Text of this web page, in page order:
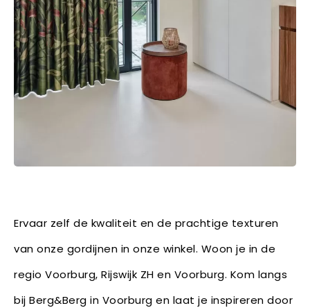
Ervaar zelf de kwaliteit en de prachtige texturen
van onze gordijnen in onze winkel. Woon je in de
regio Voorburg, Rijswijk ZH en Voorburg. Kom langs
bij Berg&Berg in Voorburg en laat je inspireren door